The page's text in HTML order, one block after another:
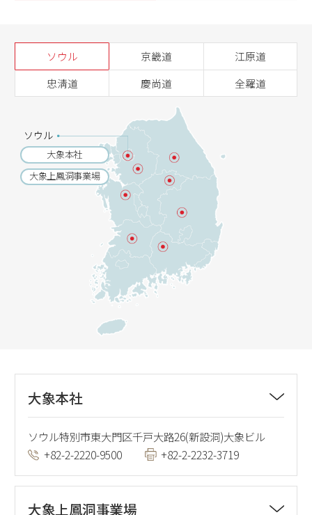
ソウル 京畿道
江原道
忠淸道
慶尚道 全羅道
ソウル
大象本社
大象上鳳洞事業場
大象本社
ソウル特別市東大門区千戸大路26(新設洞)大象ビル
+82-2-2220-9500
+82-2-2232-3719
大象上鳳洞事業場